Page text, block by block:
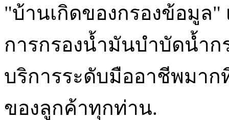
"บ้านเกิดของกรองข้อมูล
การกรองน้ำมันบำบัดน้ำก
บริการระดับมืออาชีพมาก
ของลูกค้าทุกท่าน.